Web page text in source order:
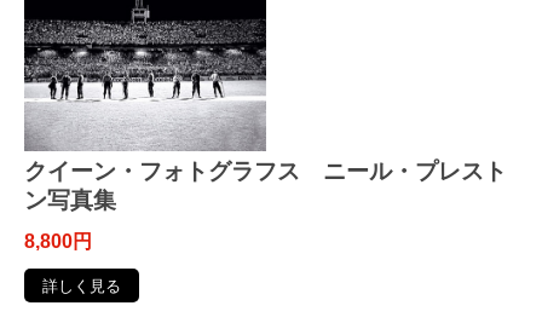
クイーン・フォトグラフス ニール・プレスト
ン写真集
8,800円
詳しく見る